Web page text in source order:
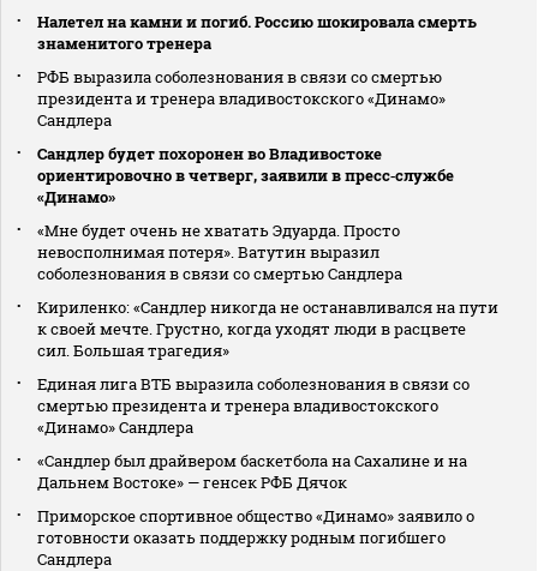
Налетел на камни и погиб. Россию шокировала смерть
знаменитого тренера
РФБ выразила соболезнования в связи со смертью
президента и тренера владивостокского «Динамо»
Сандлера
Сандлер будет похоронен во Владивостоке
ориентировочно в четверг, заявили в пресс‑службе
«Динамо»
«Мне будет очень не хватать Эдуарда. Просто
невосполнимая потеря». Ватутин выразил
соболезнования в связи со смертью Сандлера
Кириленко: «Сандлер никогда не останавливался на пути
к своей мечте. Грустно, когда уходят люди в расцвете
сил. Большая трагедия»
Единая лига ВТБ выразила соболезнования в связи со
смертью президента и тренера владивостокского
«Динамо» Сандлера
«Сандлер был драйвером баскетбола на Сахалине и на
Дальнем Востоке» — генсек РФБ Дячок
Приморское спортивное общество «Динамо» заявило о
готовности оказать поддержку родным погибшего
Сандлера